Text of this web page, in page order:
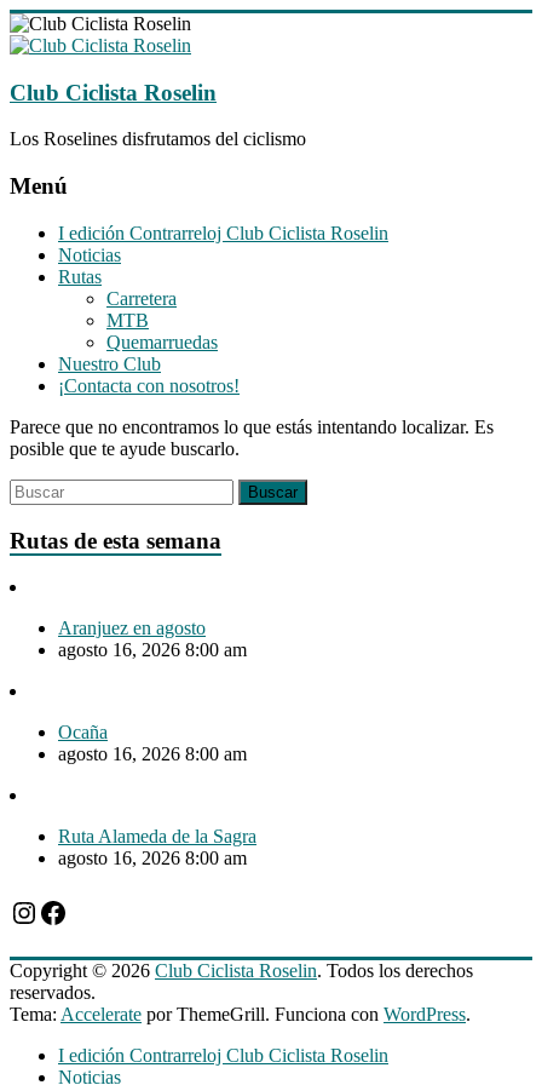
Saltar
al
Club Ciclista Roselin
Los Roselines disfrutamos del ciclismo
Menú
I edición Contrarreloj Club Ciclista Roselin
Noticias
Rutas
Carretera
MTB
Quemarruedas
Nuestro Club
¡Contacta con nosotros!
Parece que no encontramos lo que estás intentando localizar. Es
posible que te ayude buscarlo.
Rutas de esta semana
Aranjuez en agosto
agosto 16, 2026 8:00 am
Ocaña
agosto 16, 2026 8:00 am
Ruta Alameda de la Sagra
agosto 16, 2026 8:00 am
Instagram
Facebook
Copyright © 2026 Club Ciclista Roselin. Todos los derechos
reservados.
Tema: Accelerate por ThemeGrill. Funciona con WordPress.
I edición Contrarreloj Club Ciclista Roselin
Noticias